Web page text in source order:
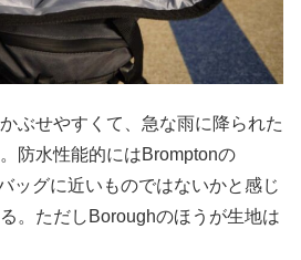
ぶせやすくて、急な雨に降られた
防水性能的にはBromptonの
ッグに近いものではないかと感じ
。ただしBoroughのほうが生地は